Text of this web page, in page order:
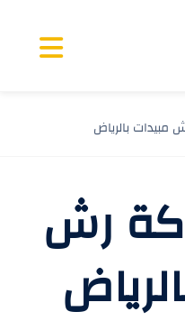
بالرياض
رش